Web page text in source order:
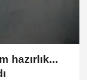
hazırlık...